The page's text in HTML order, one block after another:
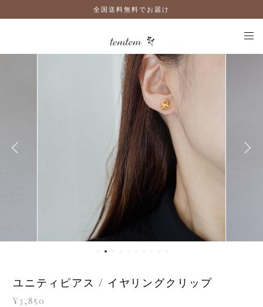
全国送料無料でお届け
ユニティピアス / イヤリングクリップ
¥3,850